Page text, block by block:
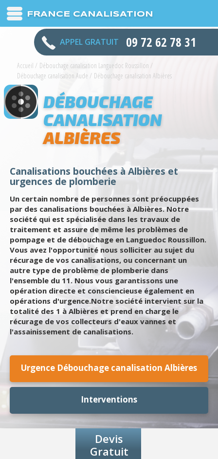
FRANCE CANALISATION
APPEL GRATUIT 09 72 62 78 31
Accueil / Débouchage canalisation Languedoc Roussillon /
Débouchage canalisation Aude / Débouchage canalisation Albières
DÉBOUCHAGE
CANALISATION
ALBIÈRES
Canalisations bouchées à Albières et
urgences de plomberie
Un certain nombre de personnes sont préocuppées
par des canalisations bouchées à Albières. Notre
société qui est spécialisée dans les travaux de
traitement et assure de même les problèmes de
pompage et de débouchage en Languedoc Roussillon.
Vous avez l'opportunité nous solliciter au sujet du
récurage de vos canalisations, ou concernant un
autre type de problème de plomberie dans
l'ensemble du 11. Nous vous garantissons une
opération directe et consciencieuse également en
opérations d'urgence.Notre société intervient sur la
totalité des 1 à Albières et prend en charge le
récurage de vos collecteurs d'eaux vannes et
l'assainissement de canalisations.
Urgence Débouchage canalisation Albières
Interventions
Devis
Gratuit